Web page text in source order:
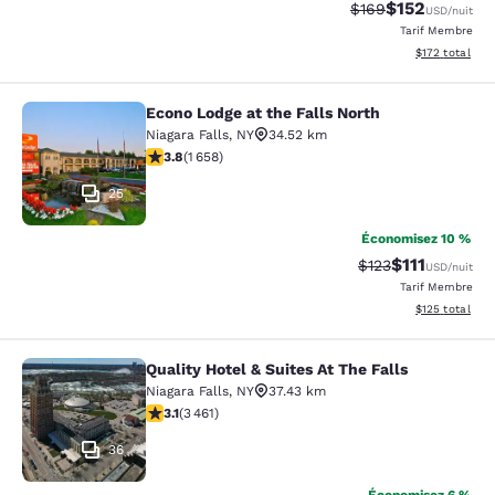
Tarif barré :
$169Tarif réduit :
$152USD/nuit
Tarif Membre
Afficher les
$172 total
Econo Lodge at the Falls North
25
Econo Lodge at the Falls North
Niagara Falls, NY
34.52 km
3.77 étoiles. Bien. 1658 commentaires
3.8(1 658)
Économisez 10 %
Tarif barré :
$123Tarif réduit :
$111USD/nuit
Tarif Membre
Afficher les
$125 total
Quality Hotel & Suites At The Falls
36
Quality Hotel & Suites At The Falls
Niagara Falls, NY
37.43 km
3.13 étoiles. Bien. 3461 commentaires
3.1(3 461)